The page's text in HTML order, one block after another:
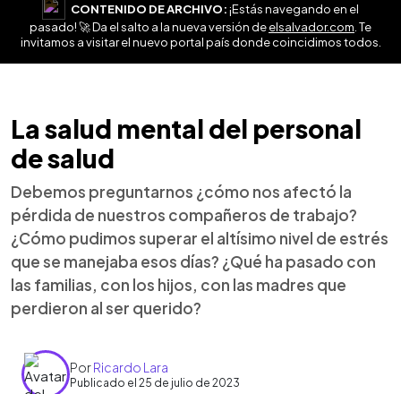
CONTENIDO DE ARCHIVO:¡Estás navegando en el
pasado! 🚀 Da el salto a la nueva versión deelsalvador.com . Te
invitamos a visitar el nuevo portal país donde coincidimos todos.
La salud mental del personal
de salud
Debemos preguntarnos ¿cómo nos afectó la
pérdida de nuestros compañeros de trabajo?
¿Cómo pudimos superar el altísimo nivel de estrés
que se manejaba esos días? ¿Qué ha pasado con
las familias, con los hijos, con las madres que
perdieron al ser querido?
PorRicardo Lara
Publicado el 25 de julio de 2023